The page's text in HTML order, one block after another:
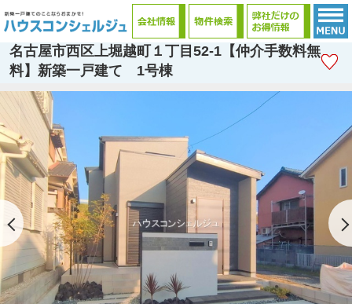
名古屋市西区上堀越町１丁目52-1【仲介手数料無
料】新築一戸建て 1号棟